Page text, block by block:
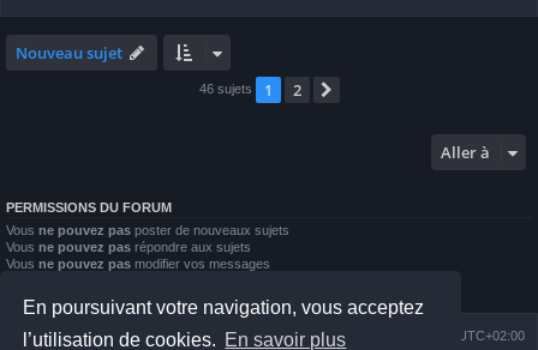
En poursuivant votre navigation, vous acceptez
l’utilisation de cookies. En savoir plus
Nouveau sujet
46 sujets 1 2
Aller à
PERMISSIONS DU FORUM
Vous ne pouvez pas poster de nouveaux sujets
Vous ne pouvez pas répondre aux sujets
Vous ne pouvez pas modifier vos messages
Vous
ne pouvez pas joindre des fichiers
Index du forum UTC+02:00
Nous contacter